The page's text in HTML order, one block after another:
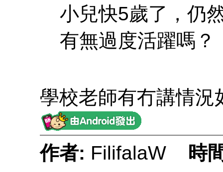
小兒快5歲了，仍
有無過度活躍嗎？
學校老師有冇講情況
作者: FilifalaW 時